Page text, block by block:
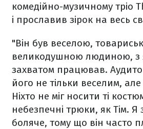
комедійно-музичному тріо
і прославив зірок на весь
"Він був веселою,
великодушною людиною, з
захватом працював.
його не тільки веселим,
Ніхто не міг носити ті
небезпечні трюки, як Тім.
боляче, тому що він часто